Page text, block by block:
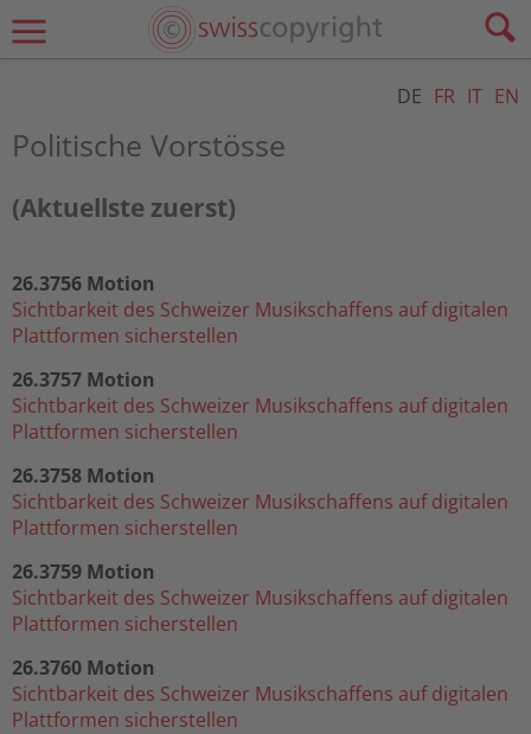
DE FR IT EN
Politische Vorstösse
(Aktuellste zuerst)
26.3756 Motion
Sichtbarkeit des Schweizer Musikschaffens auf digitalen
Plattformen sicherstellen
26.3757 Motion
Sichtbarkeit des Schweizer Musikschaffens auf digitalen
Plattformen sicherstellen
26.3758 Motion
Sichtbarkeit des Schweizer Musikschaffens auf digitalen
Plattformen sicherstellen
26.3759 Motion
Sichtbarkeit des Schweizer Musikschaffens auf digitalen
Plattformen sicherstellen
26.3760 Motion
Sichtbarkeit des Schweizer Musikschaffens auf digitalen
Plattformen sicherstellen